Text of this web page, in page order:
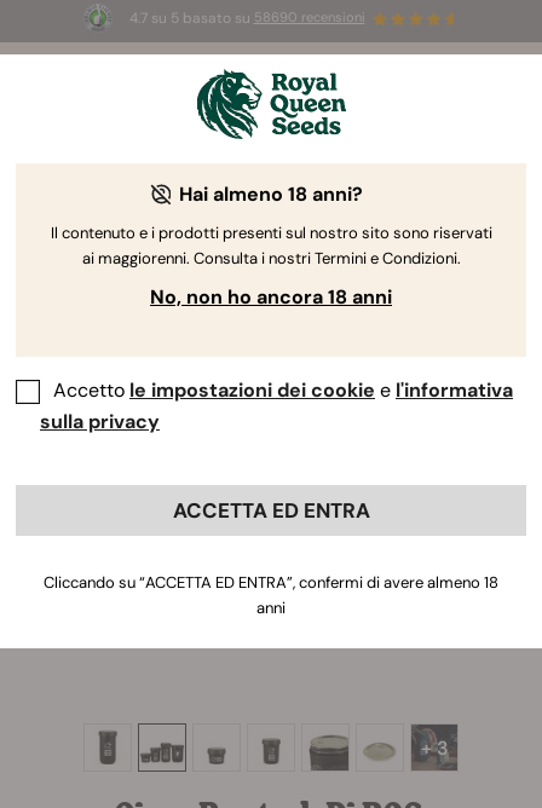
4.7 su 5 basato su 58690 recensioni
3 semi White Widow AutoGRATIS per i
+ 3
Hai almeno 18 anni?
Il contenuto e i prodotti presenti sul nostro sito sono riservati
ai maggiorenni. Consulta i nostri Termini e Condizioni.
No, non ho ancora 18 anni
Accetto le impostazioni dei cookie e l'informativa
sulla privacy
ACCETTA ED ENTRA
Cliccando su “ACCETTA ED ENTRA”, confermi di avere almeno 18
anni